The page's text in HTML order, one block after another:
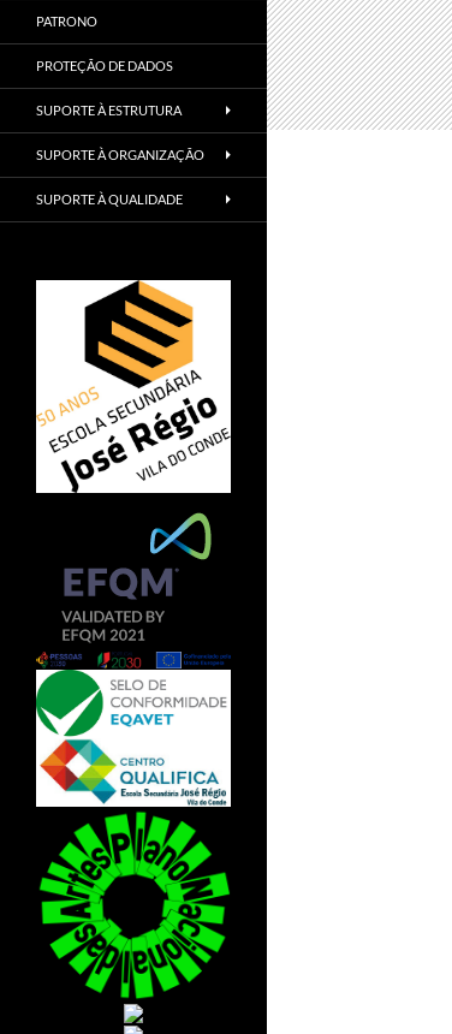
PATRONO
PROTEÇÃO DE DADOS
SUPORTE À ESTRUTURA
SUPORTE À ORGANIZAÇÃO
SUPORTE À QUALIDADE